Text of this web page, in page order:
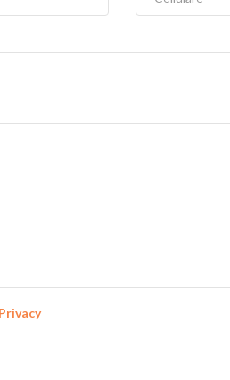
Privacy